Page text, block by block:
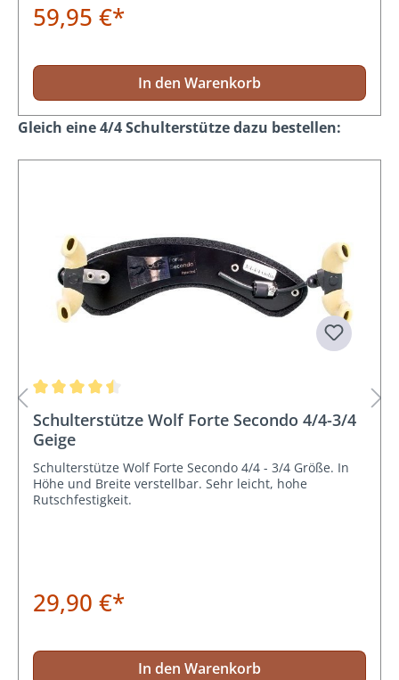
59,95 €*
In den Warenkorb
Produktgalerie überspringen
Gleich eine 4/4 Schulterstütze dazu bestellen:
Schulterstütze Wolf Forte Secondo 4/4-3/4
Geige
Schulterstütze Wolf Forte Secondo 4/4 - 3/4 Größe. In
Höhe und Breite verstellbar. Sehr leicht, hohe
Rutschfestigkeit.
29,90 €*
In den Warenkorb